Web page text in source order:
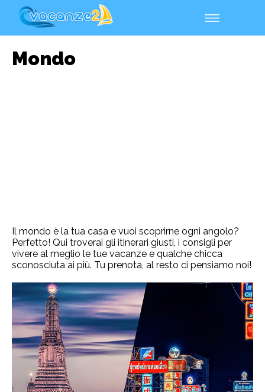
Mondo
Il mondo è la tua casa e vuoi scoprirne ogni angolo?
Perfetto! Qui troverai gli itinerari giusti, i consigli per
vivere al meglio le tue vacanze e qualche chicca
sconosciuta ai più. Tu prenota, al resto ci pensiamo noi!